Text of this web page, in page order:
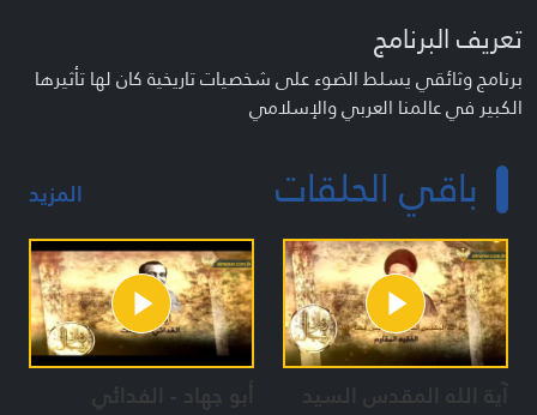
تعريف البرنامج
برنامج وثائقي يسلط الضوء على شخصيات تاريخية كان لها تأثيرها
الكبير في عالمنا العربي والإسلامي
باقي الحلقات المزيد
آية الله المقدس السيد أبو جهاد - الفدائي